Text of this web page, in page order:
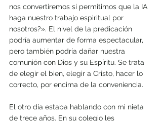
nos convertiremos si permitimos que la IA
haga nuestro trabajo espiritual por
nosotros?». El nivel de la predicación
podría aumentar de forma espectacular,
pero también podría dañar nuestra
comunión con Dios y su Espíritu. Se trata
de elegir el bien, elegir a Cristo, hacer lo
correcto, por encima de la conveniencia.
El otro día estaba hablando con mi nieta
de trece años. En su colegio les